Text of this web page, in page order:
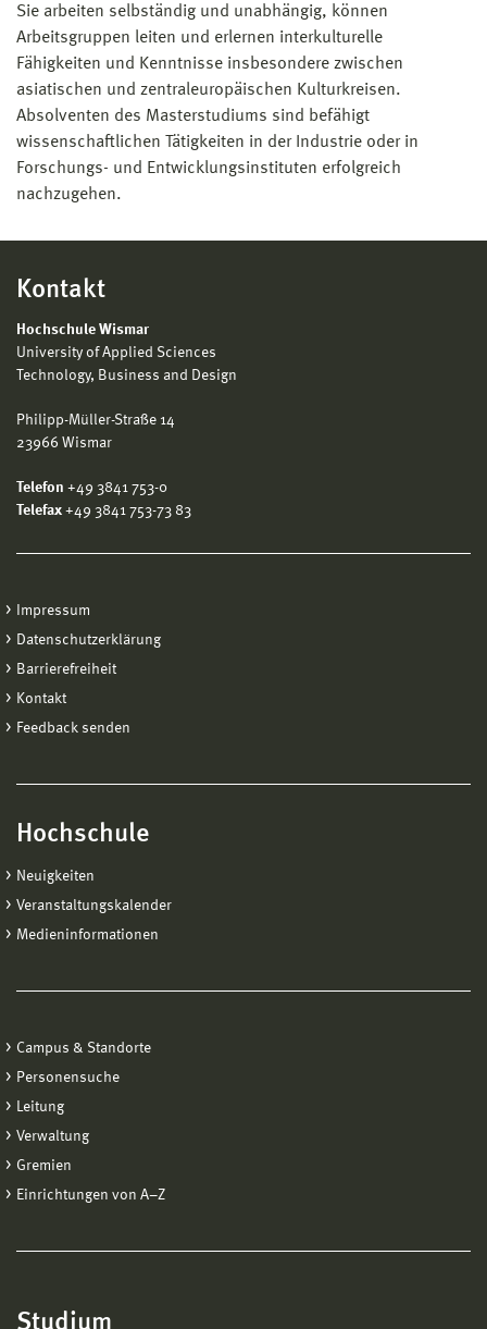
lautet die Gesamtnote 3,0 oder schlechter,
erfolgt nach Entscheidung des
Prüfungsausschusses keine Zulassung
Sie arbeiten selbständig und unabhängig, können
Arbeitsgruppen leiten und erlernen interkulturelle
Fähigkeiten und Kenntnisse insbesondere zwischen
asiatischen und zentraleuropäischen Kulturkreisen.
Absolventen des Masterstudiums sind befähigt
wissenschaftlichen Tätigkeiten in der Industrie oder in
Forschungs- und Entwicklungsinstituten erfolgreich
nachzugehen.
Kontakt
Hochschule Wismar
University of Applied Sciences
Technology, Business and Design
Philipp-Müller-Straße 14
23966 Wismar
Telefon +49 3841 753-0
Telefax +49 3841 753-73 83
Impressum
Datenschutzerklärung
Barrierefreiheit
Kontakt
Feedback senden
Hochschule
Neuigkeiten
Veranstaltungskalender
Medieninformationen
Campus & Standorte
Personensuche
Leitung
Verwaltung
Gremien
Einrichtungen von A−Z